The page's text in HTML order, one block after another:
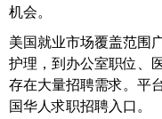
机会。
美国就业市场覆盖范围
护理，到办公室职位、
存在大量招聘需求。平
国华人求职招聘入口。